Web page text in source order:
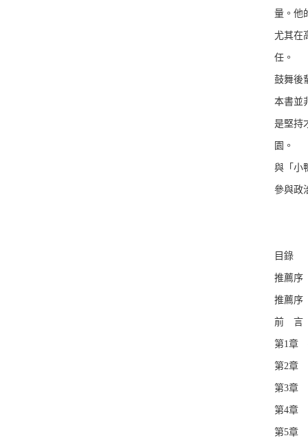
量。他
尤其在
任。
鼓舞後
本書並
是堅持
園。
與「小
參與政
目錄
推薦序
推薦序
前 言
第1章
第2章
第3章
第4章
第5章